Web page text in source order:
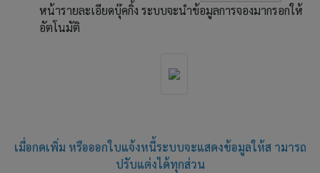
หน้ารายละเอียดบุ๊คกิ้ง ระบบจะนำข้อมูลการจองมากรอกให้
อัตโนมัติ
เมื่อกดเพิ่ม หรือออกใบแจ้งหนี้ระบบจะแสดงข้อมูลให้ส ามารถ
ปรับแต่งได้ทุกส่วน